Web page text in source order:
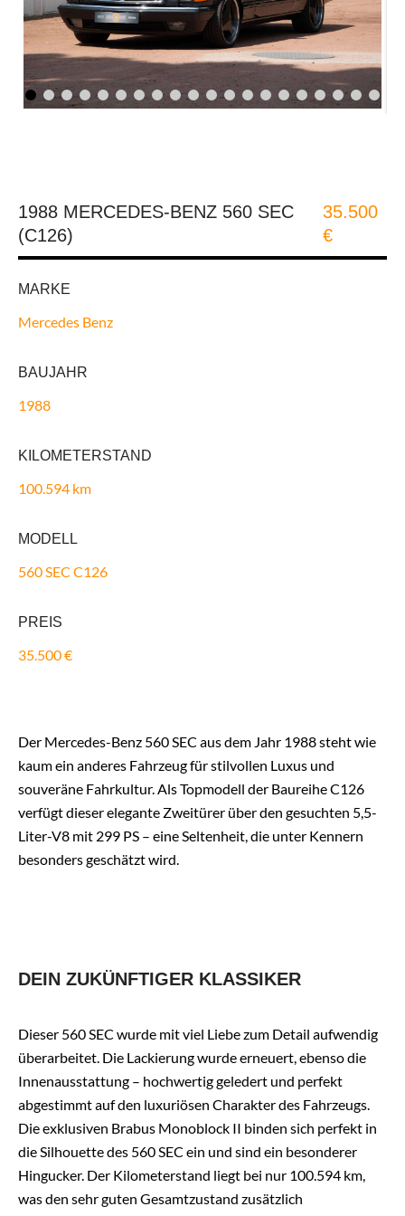
HÄUFIG GESTELLTE FRAGEN – FAQ
1988 MERCEDES-BENZ 560 SEC
(C126)
35.500
€
MARKE
Mercedes Benz
BAUJAHR
1988
KILOMETERSTAND
100.594 km
MODELL
560 SEC C126
PREIS
35.500 €
Der Mercedes-Benz 560 SEC aus dem Jahr 1988 steht wie
kaum ein anderes Fahrzeug für stilvollen Luxus und
souveräne Fahrkultur. Als Topmodell der Baureihe C126
verfügt dieser elegante Zweitürer über den gesuchten 5,5-
Liter-V8 mit 299 PS – eine Seltenheit, die unter Kennern
besonders geschätzt wird.
DEIN ZUKÜNFTIGER KLASSIKER
Dieser 560 SEC wurde mit viel Liebe zum Detail aufwendig
überarbeitet. Die Lackierung wurde erneuert, ebenso die
Innenausstattung – hochwertig geledert und perfekt
abgestimmt auf den luxuriösen Charakter des Fahrzeugs.
Die exklusiven Brabus Monoblock II binden sich perfekt in
die Silhouette des 560 SEC ein und sind ein besonderer
Hingucker. Der Kilometerstand liegt bei nur 100.594 km,
was den sehr guten Gesamtzustand zusätzlich